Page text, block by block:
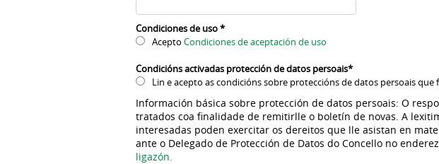
Condiciones de uso*
Acepto Condiciones de aceptación de uso
Condicións activadas protección de datos persoais*
Lin e acepto as condicións sobre proteccións de datos persoais que
Información básica sobre protección de datos persoais: O
tratados coa finalidade de remitirlle o boletín de novas. A
interesadas poden exercitar os dereitos que lle asistan en
ante o Delegado de Protección de Datos do Concello no
ligazón.